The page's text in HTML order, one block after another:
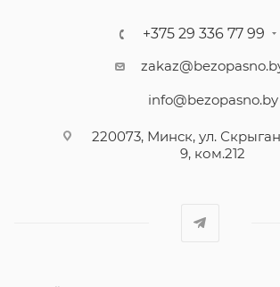
+375 29 336 77 99
info@bezopasno.by
220073, Минск, ул.
9, ком.212